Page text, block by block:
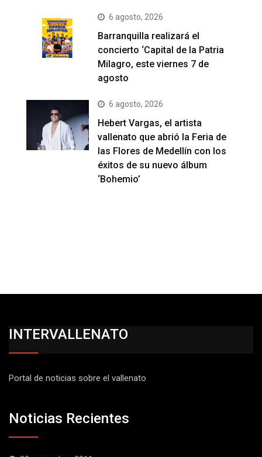
6 agosto, 2026
Barranquilla realizará el
concierto ‘Capital de la Patria
Milagro, este viernes 7 de
agosto
6 agosto, 2026
Hebert Vargas, el artista
vallenato que abrió la Feria de
las Flores de Medellín con los
éxitos de su nuevo álbum
‘Bohemio’
INTERVALLENATO
Portal de noticias sobre el vallenato
Noticias Recientes